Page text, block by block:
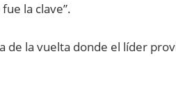
la clave”.
de la vuelta donde el líder